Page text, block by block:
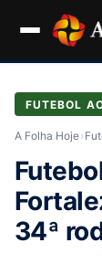
FUTEBOL
A Folha Hoje›
34ª